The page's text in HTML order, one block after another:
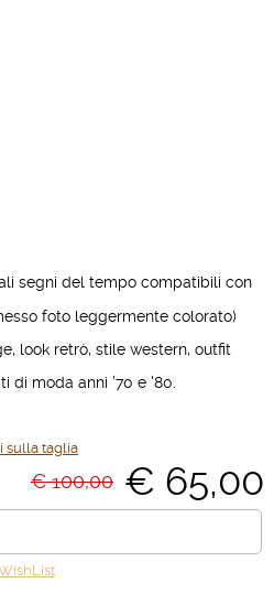
segni del tempo compatibili con
foto leggermente colorato)
look retrò, stile western, outfit
di moda anni '70 e '80.
sulla taglia
€ 100,00 € 65,00